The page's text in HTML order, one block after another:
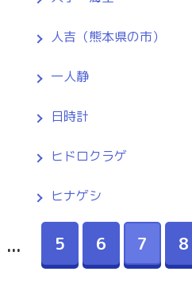
人吉（熊本県の市）
一人静
日時計
ヒドロクラゲ
ヒナゲシ
... 5 6 7 8